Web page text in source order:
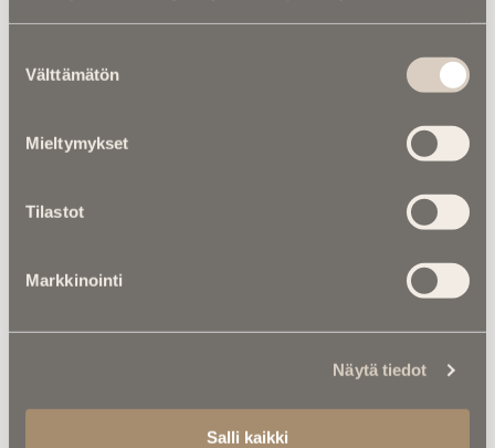
valinta
Välttämätön
Mieltymykset
Tilastot
Markkinointi
Näytä tiedot
Salli kaikki
Asiantuntijoilta |Kirkot ylhäältä:
Pieni kirkko siirrettiin pois omasta